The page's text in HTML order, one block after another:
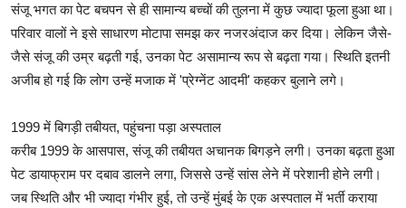
संजू भगत का पेट बचपन से ही सामान्य बच्चों की तुलना में कुछ ज्यादा फूला हुआ था।
परिवार वालों ने इसे साधारण मोटापा समझ कर नजरअंदाज कर दिया। लेकिन जैसे-
जैसे संजू की उम्र बढ़ती गई, उनका पेट असामान्य रूप से बढ़ता गया। स्थिति इतनी
अजीब हो गई कि लोग उन्हें मजाक में 'प्रेग्नेंट आदमी' कहकर बुलाने लगे।
1999 में बिगड़ी तबीयत, पहुंचना पड़ा अस्पताल
करीब 1999 के आसपास, संजू की तबीयत अचानक बिगड़ने लगी। उनका बढ़ता हुआ
पेट डायाफ्राम पर दबाव डालने लगा, जिससे उन्हें सांस लेने में परेशानी होने लगी।
जब स्थिति और भी ज्यादा गंभीर हुई, तो उन्हें मुंबई के एक अस्पताल में भर्ती कराया